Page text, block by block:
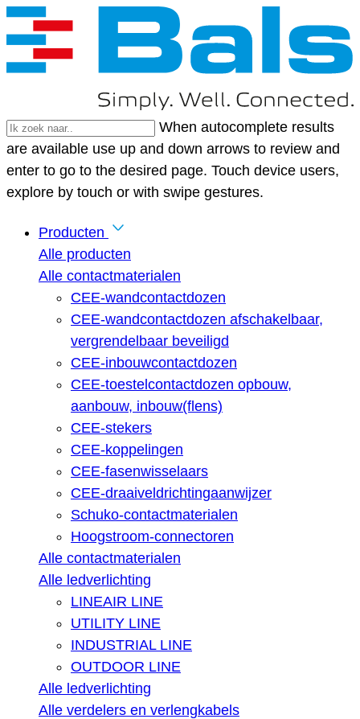
When autocomplete results
are available use up and down arrows to review and
enter to go to the desired page. Touch device users,
explore by touch or with swipe gestures.
Producten
Alle producten
Alle contactmaterialen
CEE-wandcontactdozen
CEE-wandcontactdozen afschakelbaar,
vergrendelbaar beveiligd
CEE-inbouwcontactdozen
CEE-toestelcontactdozen opbouw,
aanbouw, inbouw(flens)
CEE-stekers
CEE-koppelingen
CEE-fasenwisselaars
CEE-draaiveldrichtingaanwijzer
Schuko-contactmaterialen
Hoogstroom-connectoren
Alle contactmaterialen
Alle ledverlichting
LINEAIR LINE
UTILITY LINE
INDUSTRIAL LINE
OUTDOOR LINE
Alle ledverlichting
Alle verdelers en verlengkabels